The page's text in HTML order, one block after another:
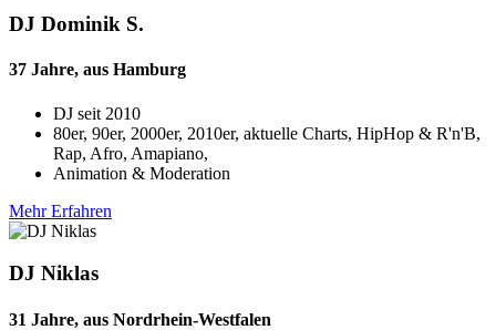
DJ Dominik S.
37 Jahre, aus Hamburg
DJ seit 2010
80er, 90er, 2000er, 2010er, aktuelle Charts, HipHop & R'n'B,
Rap, Afro, Amapiano,
Animation & Moderation
Mehr Erfahren
DJ Niklas
31 Jahre, aus Nordrhein-Westfalen